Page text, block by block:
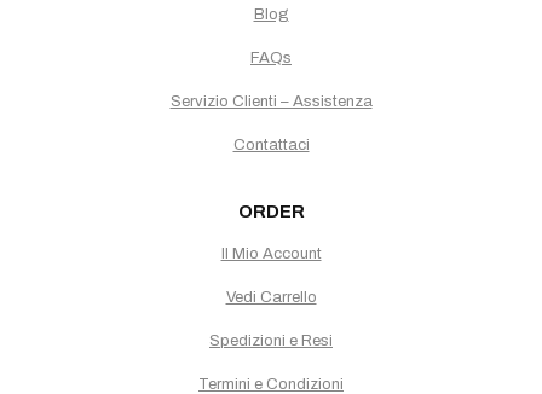
Blog
FAQs
Servizio Clienti – Assistenza
Contattaci
ORDER
Il Mio Account
Vedi Carrello
Spedizioni e Resi
Termini e Condizioni